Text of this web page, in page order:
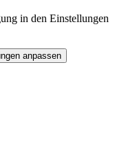
in den Einstellungen
anpassen